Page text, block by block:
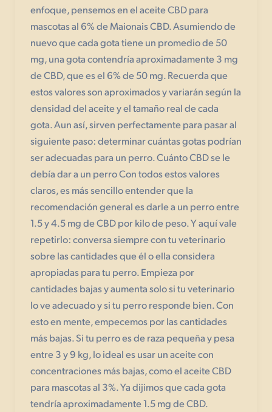
enfoque, pensemos en el aceite CBD para
mascotas al 6% de Maionais CBD. Asumiendo de
nuevo que cada gota tiene un promedio de 50
mg, una gota contendría aproximadamente 3 mg
de CBD, que es el 6% de 50 mg. Recuerda que
estos valores son aproximados y variarán según la
densidad del aceite y el tamaño real de cada
gota. Aun así, sirven perfectamente para pasar al
siguiente paso: determinar cuántas gotas podrían
ser adecuadas para un perro. Cuánto CBD se le
debía dar a un perro Con todos estos valores
claros, es más sencillo entender que la
recomendación general es darle a un perro entre
1.5 y 4.5 mg de CBD por kilo de peso. Y aquí vale
repetirlo: conversa siempre con tu veterinario
sobre las cantidades que él o ella considera
apropiadas para tu perro. Empieza por
cantidades bajas y aumenta solo si tu veterinario
lo ve adecuado y si tu perro responde bien. Con
esto en mente, empecemos por las cantidades
más bajas. Si tu perro es de raza pequeña y pesa
entre 3 y 9 kg, lo ideal es usar un aceite con
concentraciones más bajas, como el aceite CBD
para mascotas al 3%. Ya dijimos que cada gota
tendría aproximadamente 1.5 mg de CBD.